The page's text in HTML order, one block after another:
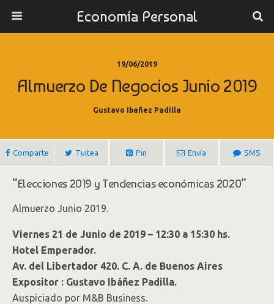
Economía Personal
19/06/2019
Almuerzo De Negocios Junio 2019
Gustavo Ibañez Padilla
Comparte Tuitea Pin Envía SMS
“Elecciones 2019 y Tendencias económicas 2020”
Almuerzo Junio 2019.
Viernes 21 de Junio de 2019 – 12:30 a 15:30 hs.
Hotel Emperador.
Av. del Libertador 420. C. A. de Buenos Aires
Expositor : Gustavo Ibáñez Padilla.
Auspiciado por M&B Business.